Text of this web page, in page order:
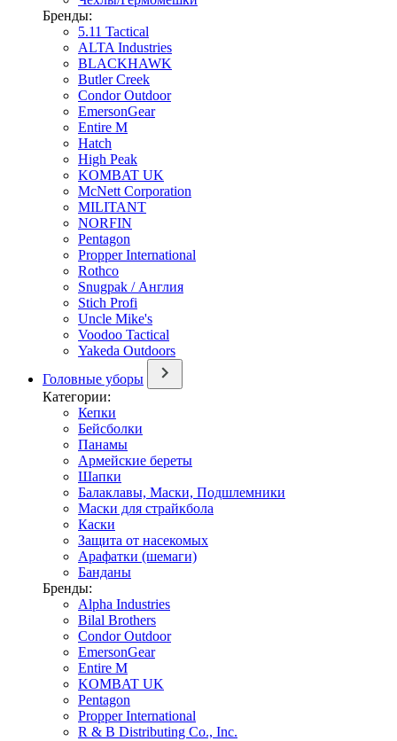
Бренды:
5.11 Tactical
ALTA Industries
BLACKHAWK
Butler Creek
Condor Outdoor
EmersonGear
Entire M
Hatch
High Peak
KOMBAT UK
McNett Corporation
MILITANT
NORFIN
Pentagon
Propper International
Rothco
Snugpak / Англия
Stich Profi
Uncle Mike's
Voodoo Tactical
Yakeda Outdoors
Головные уборы
Категории:
Кепки
Бейсболки
Панамы
Армейские береты
Шапки
Балаклавы, Маски, Подшлемники
Маски для страйкбола
Каски
Защита от насекомых
Арафатки (шемаги)
Банданы
Бренды:
Alpha Industries
Bilal Brothers
Condor Outdoor
EmersonGear
Entire M
KOMBAT UK
Pentagon
Propper International
R & B Distributing Co., Inc.